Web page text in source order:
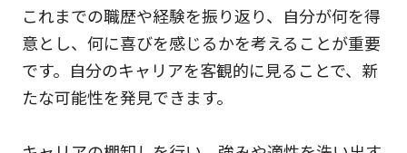
これまでの職歴や経験を振り返り、自分が何を得
意とし、何に喜びを感じるかを考えることが重要
です。自分のキャリアを客観的に見ることで、新
たな可能性を発見できます。